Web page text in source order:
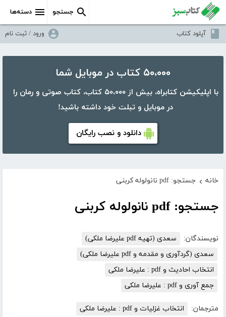
دسته‌ها جستجو
آپلود کتاب ورود / ثبت نام
۵۰،۰۰۰ کتاب در موبایل شما
با اپلیکیشن کتابراه، بیش از ۵۰،۰۰۰ کتاب، کتاب صوتی و رمان را
در موبایل و تبلت خود داشته باشید!
دانلود و نصب رایگان
خانه › جستجو: pdf نانولوله کربنی
جستجو: pdf نانولوله کربنی
نویسندگان:
سعدی (تهیه pdf علیرضا ملکی)
سعدی (گردآوری و مقدمه و pdf علیرضا ملکی)
انتخاب احادیث و pdf : علیرضا ملکی
جمع آوری و pdf : علیرضا ملکی
مترجمان: انتخاب غزلیات و pdf : علیرضا ملکی